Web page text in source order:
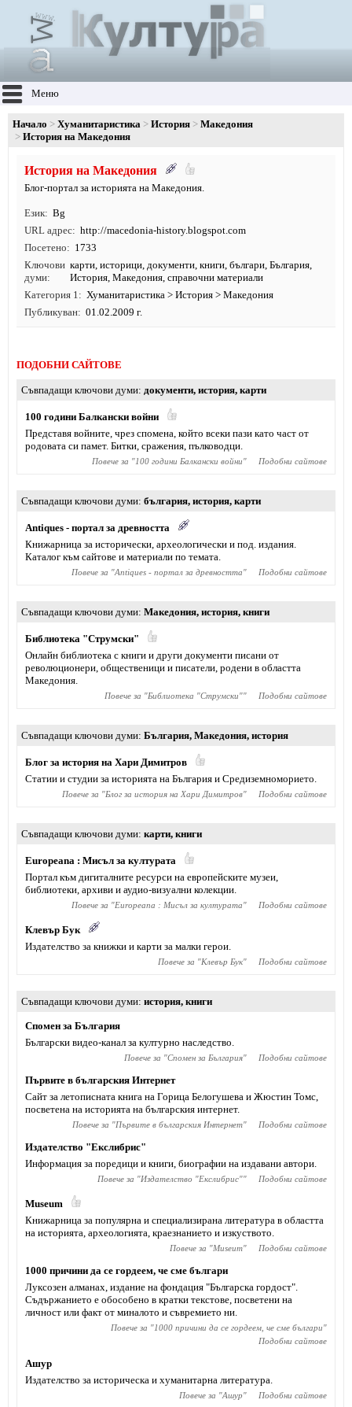
Меню
Начало Хуманитаристика История
Македония
История на Македония
История на Македония
Блог-портал за историята на Македония.
Език
Bg
URL адрес
http://macedonia-history.blogspot.com
Посетено
1733
Ключови
думи
карти, историци, документи, книги, българи, България,
История, Македония, справочни материали
Категория 1
Хуманитаристика > История > Македония
Публикуван
01.02.2009 г.
ПОДОБНИ САЙТОВЕ
Съвпадащи ключови думи документи, история, карти
100 години Балкански войни
Представя войните, чрез спомена, който всеки пази като част от
родовата си памет. Битки, сражения, пълководци.
Повече за "100 години Балкански войни" Подобни сайтове
Съвпадащи ключови думи българия, история, карти
Antiques - портал за древността
Книжарница за исторически, археологически и под. издания.
Каталог към сайтове и материали по темата.
Повече за "Antiques - портал за древността" Подобни сайтове
Съвпадащи ключови думи Македония, история, книги
Библиотека "Струмски"
Онлайн библиотека с книги и други документи писани от
революционери, общественици и писатели, родени в областта
Македония.
Повече за "Библиотека "Струмски"" Подобни сайтове
Съвпадащи ключови думи България, Македония, история
Блог за история на Хари Димитров
Статии и студии за историята на България и Средиземноморието.
Повече за "Блог за история на Хари Димитров" Подобни сайтове
Съвпадащи ключови думи карти, книги
Europeana : Мисъл за културата
Портал към дигиталните ресурси на европейските музеи,
библиотеки, архиви и аудио-визуални колекции.
Повече за "Europeana : Мисъл за културата" Подобни сайтове
Клевър Бук
Издателство за книжки и карти за малки герои.
Повече за "Клевър Бук" Подобни сайтове
Съвпадащи ключови думи история, книги
Спомен за България
Български видео-канал за културно наследство.
Повече за "Спомен за България" Подобни сайтове
Първите в българския Интернет
Сайт за летописната книга на Горица Белогушева и Жюстин Томс,
посветена на историята на българския интернет.
Повече за "Първите в българския Интернет" Подобни сайтове
Издателство "Екслибрис"
Информация за поредици и книги, биографии на издавани автори.
Повече за "Издателство "Екслибрис"" Подобни сайтове
Museum
Книжарница за популярна и специализирана литература в областта
на историята, археологията, краезнанието и изкуството.
Повече за "Museum" Подобни сайтове
1000 причини да се гордеем, че сме българи
Луксозен алманах, издание на фондация "Българска гордост".
Съдържанието е обособено в кратки текстове, посветени на
личност или факт от миналото и съвремието ни.
Повече за "1000 причини да се гордеем, че сме българи"
Подобни сайтове
Ашур
Издателство за историческа и хуманитарна литература.
Повече за "Ашур" Подобни сайтове